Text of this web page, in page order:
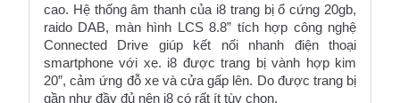
cao. Hệ thống âm thanh của i8 trang bị ổ cứng 20gb,
raido DAB, màn hình LCS 8.8” tích hợp công nghệ
Connected Drive giúp kết nối nhanh điện thoại
smartphone với xe. i8 được trang bị vành hợp kim
20”, cảm ứng đỗ xe và cửa gấp lên. Do được trang bị
gần như đầy đủ nên i8 có rất ít tùy chọn.